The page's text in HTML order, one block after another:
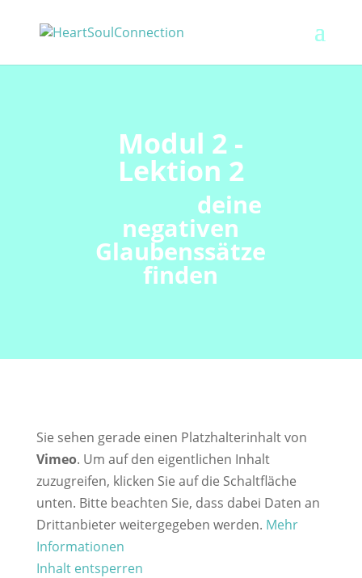
Modul 2 -
Lektion 2
deine
negativen
Glaubenssätze
finden
Sie sehen gerade einen Platzhalterinhalt von
Vimeo. Um auf den eigentlichen Inhalt
zuzugreifen, klicken Sie auf die Schaltfläche
unten. Bitte beachten Sie, dass dabei Daten an
Drittanbieter weitergegeben werden. Mehr
Informationen
Inhalt entsperren